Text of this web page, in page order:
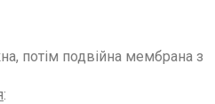
потім подвійна мембрана з
: